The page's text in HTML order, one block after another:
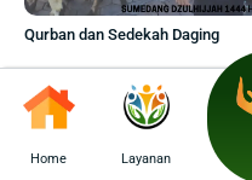
Qurban dan Sedekah Daging
Home Layanan